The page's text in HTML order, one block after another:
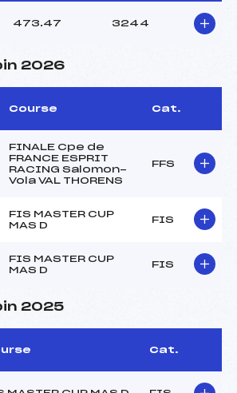
473.47 3244
2026
Course Cat.
FINALE Cpe de
FRANCE ESPRIT
RACING Salomon-
Vola VAL THORENS
FFS
FIS MASTER CUP
MAS D
FIS
FIS MASTER CUP
MAS D
FIS
2025
Cat.